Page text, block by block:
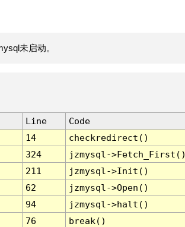
未启动。
Line
Code
14
checkredirect()
324
jzmysql-
211
jzmysql->Init()
62
jzmysql->Open()
94
jzmysql->halt()
76 break()